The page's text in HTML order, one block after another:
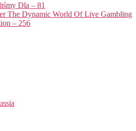
Dla – 81
The Dynamic World Of Live Gambling
– 256